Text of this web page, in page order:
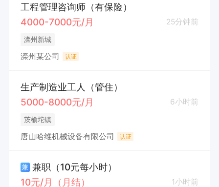
工程管理咨询师（有保险）
4000-7000元/月
25分钟前
滦州新城
滦州某公司 认证
生产制造业工人（管住）
5000-8000元/月
6小时前
茨榆坨镇
唐山哈维机械设备有限公司 认证
兼 兼职（10元每小时）
10元/月（月结）
1小时前